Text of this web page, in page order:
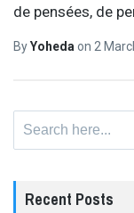
de pensées, de
ByYoheda on 2
Search
Recent Posts